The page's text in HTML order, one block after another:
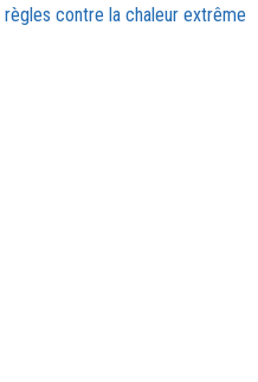
contre la chaleur extrême